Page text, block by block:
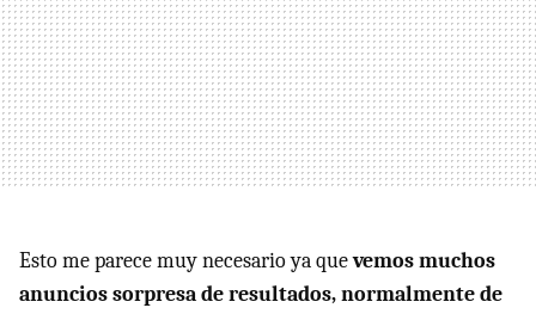
Esto me parece muy necesario ya quevemos muchos
anuncios sorpresa de resultados, normalmente de